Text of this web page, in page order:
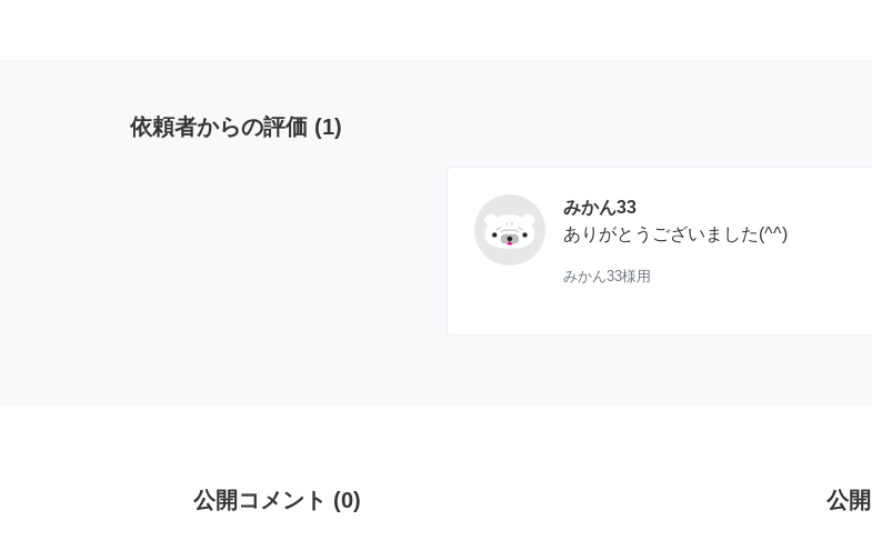
依頼者からの評価 (1)
みかん33
ありがとうございました(^^)
みかん33様用
公開コメント (0) 公